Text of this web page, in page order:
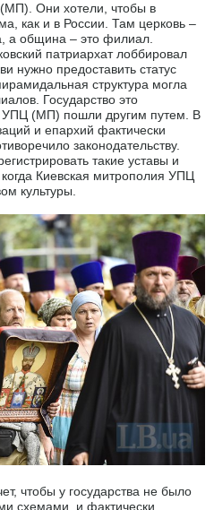
Они хотели, чтобы в
как и в России. Там церковь ‒
а община ‒ это филиал.
патриархат лоббировал
нужно предоставить статус
структура могла
Государство это
УПЦ (МП) пошли другим путем. В
и епархий фактически
законодательству.
такие уставы и
Киевская митрополия УПЦ
культуры.
чтобы у государства не было
схемами, и фактически